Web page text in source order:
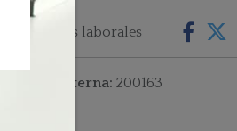
2-3 días laborales
interna: 200163